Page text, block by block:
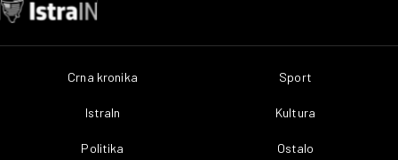
Crna kronika
IstraIn
Politika
Sport
Kultura
Ostalo